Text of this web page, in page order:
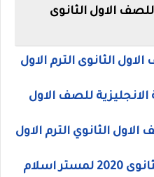
الاول الثانوى
الثانوى الترم الاول
للصف الاول
الثانوي الترم الاول
مذكرة لغة انجليزية للاول الثانوى 2020 لمستر اسلام